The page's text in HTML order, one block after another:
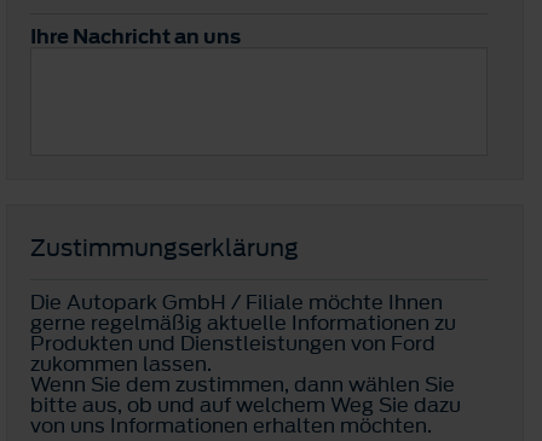
Ihre Nachricht an uns
Zustimmungserklärung
Die Autopark GmbH / Filiale möchte Ihnen
gerne regelmäßig aktuelle Informationen zu
Produkten und Dienstleistungen von Ford
zukommen lassen.
Wenn Sie dem zustimmen, dann wählen Sie
bitte aus, ob und auf welchem Weg Sie dazu
von uns Informationen erhalten möchten.